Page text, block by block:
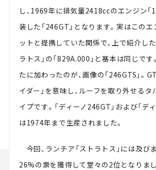
し、1969年に排気量2418ccのエンジン「
装した「246GT」となります。実はこのエ
ットと提携していた関係で、上で紹介し
ラトス」の「829A.000」と基本は同じで
たに加わったのが、画像の「246GTS」。
イダー」を意味し、ルーフを取り外せるタ
イプです。「ディーノ246GT」および「デ
は1974年まで生産されました。
今回、ランチア「ストラトス」には及び
26%の票を獲得して堂々の2位となりま